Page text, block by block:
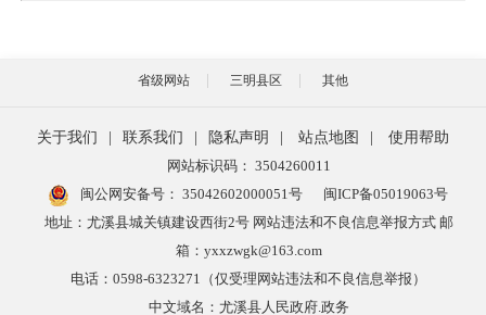
省级网站 三明县区 其他
关于我们 联系我们 隐私声明 站点地图
使用帮助
网站标识码： 3504260011
闽公网安备号： 35042602000051号
闽ICP备05019063号
地址：尤溪县城关镇建设西街2号 网站违法和不良信息举报方式 邮
箱：yxxzwgk@163.com
电话：0598-6323271（仅受理网站违法和不良信息举报）
中文域名：尤溪县人民政府.政务